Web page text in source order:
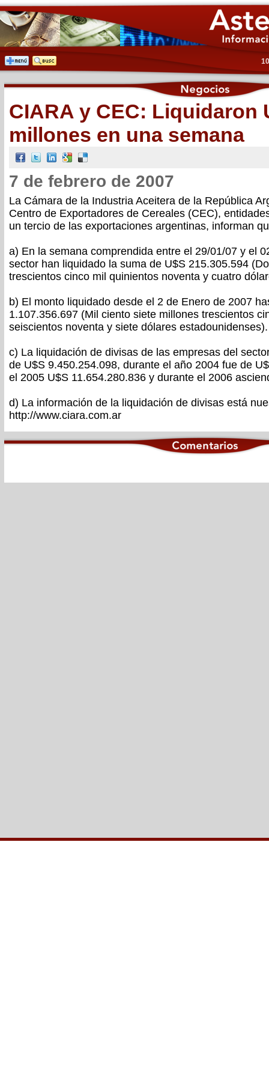
CIARA y CEC: Liquidaron
millones en una semana
7 de febrero de 2007
La Cámara de la Industria Aceitera de la República
Centro de Exportadores de Cereales (CEC),
un tercio de las exportaciones argentinas, informan
a) En la semana comprendida entre el 29/01/07 y el
sector han liquidado la suma de U$S 215.305.594
trescientos cinco mil quinientos noventa y cuatro
b) El monto liquidado desde el 2 de Enero de 2007
1.107.356.697 (Mil ciento siete millones trescientos
seiscientos noventa y siete dólares estadounidenses).
c) La liquidación de divisas de las empresas del
de U$S 9.450.254.098, durante el año 2004 fue de
el 2005 U$S 11.654.280.836 y durante el 2006
d) La información de la liquidación de divisas está
http://www.ciara.com.ar